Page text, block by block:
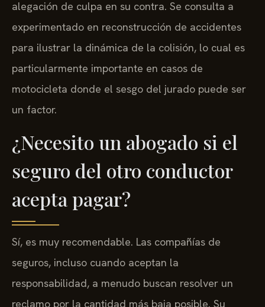
alegación de culpa en su contra. Se consulta a
experimentado en reconstrucción de accidentes
para ilustrar la dinámica de la colisión, lo cual es
particularmente importante en casos de
motocicleta donde el sesgo del jurado puede ser
un factor.
¿Necesito un abogado si el
seguro del otro conductor
acepta pagar?
Sí, es muy recomendable. Las compañías de
seguros, incluso cuando aceptan la
responsabilidad, a menudo buscan resolver un
reclamo por la cantidad más baja posible. Su